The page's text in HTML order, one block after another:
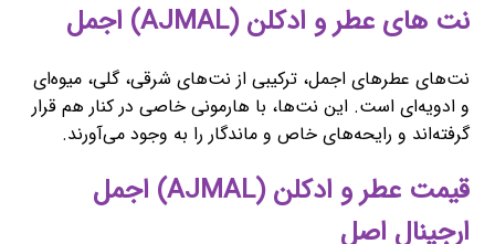
نت های عطر و ادکلن (AJMAL) اجمل
نت‌های عطرهای اجمل، ترکیبی از نت‌های شرقی، گلی، میوه‌ای
و ادویه‌ای است. این نت‌ها، با هارمونی خاصی در کنار هم قرار
گرفته‌اند و رایحه‌های خاص و ماندگار را به وجود می‌آورند.
قیمت عطر و ادکلن (AJMAL) اجمل
ارجینال اصل